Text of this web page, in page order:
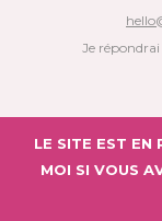
Je répondrai
Copyright